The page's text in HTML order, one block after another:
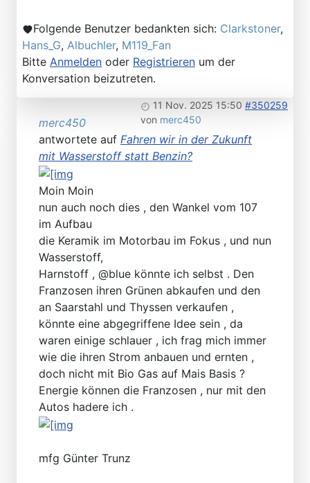
Folgende Benutzer bedankten sich: Clarkstoner,
Hans_G, Albuchler, M119_Fan
Bitte Anmelden oder Registrieren um der
Konversation beizutreten.
11 Nov. 2025 15:50 #350259
von merc450
merc450
antwortete auf Fahren wir in der Zukunft
mit Wasserstoff statt Benzin?
Moin Moin
nun auch noch dies , den Wankel vom 107
im Aufbau
die Keramik im Motorbau im Fokus , und nun
Wasserstoff,
Harnstoff , @blue könnte ich selbst . Den
Franzosen ihren Grünen abkaufen und den
an Saarstahl und Thyssen verkaufen ,
könnte eine abgegriffene Idee sein , da
waren einige schlauer , ich frag mich immer
wie die ihren Strom anbauen und ernten ,
doch nicht mit Bio Gas auf Mais Basis ?
Energie können die Franzosen , nur mit den
Autos hadere ich .
mfg Günter Trunz